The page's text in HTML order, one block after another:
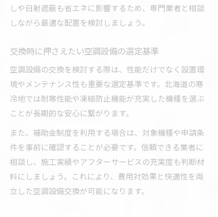
しや日射遮蔽も省エネに影響するため、専門業者と相談
しながら最適な配置を検討しましょう。
交換時に押さえたい空調設備の選定基準
空調設備の交換を検討する際は、性能だけでなく設置環
境やメンテナンス性も重要な選定基準です。北海道の寒
冷地では耐寒性能や凍結防止機能が充実した機種を選ぶ
ことが長期的な安心に繋がります。
また、補助金制度を利用する場合は、対象機種や申請条
件を事前に確認することが必要です。信頼できる業者に
相談し、施工実績やアフターサービスの充実度も判断材
料にしましょう。これにより、費用対効果と快適性を両
立した空調設備交換が可能になります。